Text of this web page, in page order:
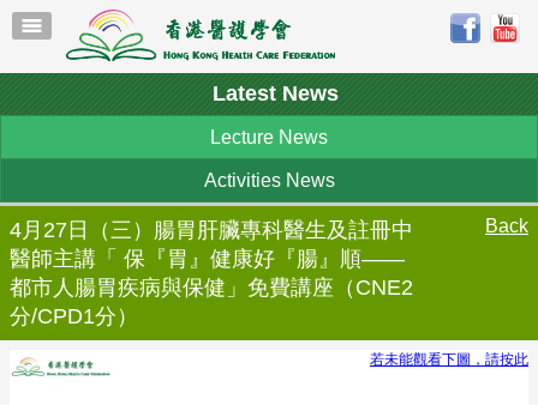
Latest News
Lecture News
Activities News
4月27日（三）腸胃肝臟專科醫生及註冊中
醫師主講「 保『胃』健康好『腸』順——
都市人腸胃疾病與保健」免費講座（CNE2
分/CPD1分）
Back
若未能觀看下圖，請按此